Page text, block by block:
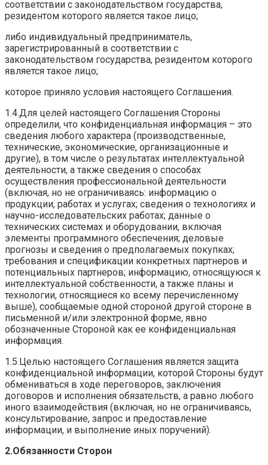
соответствии с законодательством государства,
резидентом которого является такое лицо;
либо индивидуальный предприниматель,
зарегистрированный в соответствии с
законодательством государства, резидентом которого
является такое лицо;
которое приняло условия настоящего Соглашения.
1.4.Для целей настоящего Соглашения Стороны
определили, что конфиденциальная информация – это
сведения любого характера (производственные,
технические, экономические, организационные и
другие), в том числе о результатах интеллектуальной
деятельности, а также сведения о способах
осуществления профессиональной деятельности
(включая, но не ограничиваясь: информацию о
продукции, работах и услугах; сведения о технологиях и
научно-исследовательских работах; данные о
технических системах и оборудовании, включая
элементы программного обеспечения; деловые
прогнозы и сведения о предполагаемых покупках;
требования и спецификации конкретных партнеров и
потенциальных партнеров; информацию, относящуюся к
интеллектуальной собственности, а также планы и
технологии, относящиеся ко всему перечисленному
выше), сообщаемые одной стороной другой стороне в
письменной и/или электронной форме, явно
обозначенные Стороной как ее конфиденциальная
информация.
1.5.Целью настоящего Соглашения является защита
конфиденциальной информации, которой Стороны будут
обмениваться в ходе переговоров, заключения
договоров и исполнения обязательств, а равно любого
иного взаимодействия (включая, но не ограничиваясь,
консультирование, запрос и предоставление
информации, и выполнение иных поручений).
2.Обязанности Сторон